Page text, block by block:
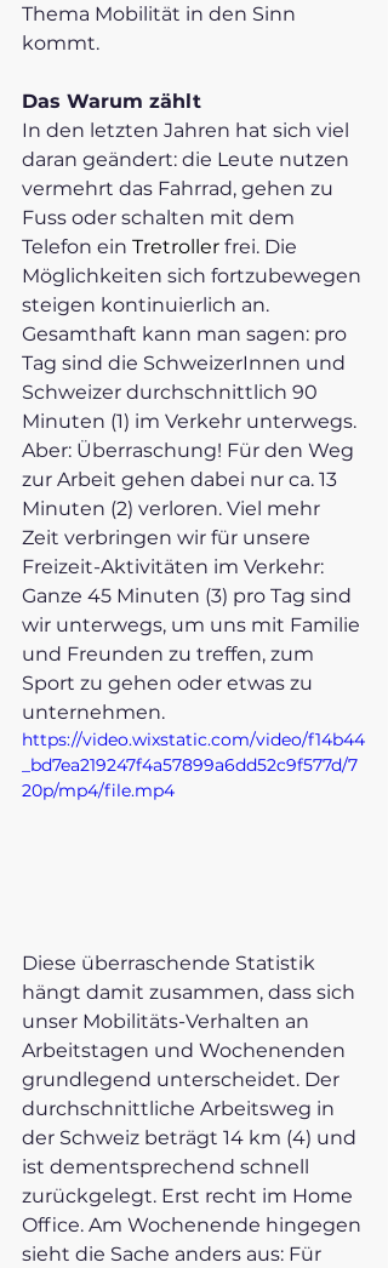
Thema Mobilität in den Sinn
kommt.
Das Warum zählt
In den letzten Jahren hat sich viel
daran geändert: die Leute nutzen
vermehrt das Fahrrad, gehen zu
Fuss oder schalten mit dem
Telefon ein Tretroller frei. Die
Möglichkeiten sich fortzubewegen
steigen kontinuierlich an.
Gesamthaft kann man sagen: pro
Tag sind die SchweizerInnen und
Schweizer durchschnittlich 90
Minuten (1) im Verkehr unterwegs.
Aber: Überraschung! Für den Weg
zur Arbeit gehen dabei nur ca. 13
Minuten (2) verloren. Viel mehr
Zeit verbringen wir für unsere
Freizeit-Aktivitäten im Verkehr:
Ganze 45 Minuten (3) pro Tag sind
wir unterwegs, um uns mit Familie
und Freunden zu treffen, zum
Sport zu gehen oder etwas zu
unternehmen.
https://video.wixstatic.com/video/f14b44
_bd7ea219247f4a57899a6dd52c9f577d/7
20p/mp4/file.mp4
Diese überraschende Statistik
hängt damit zusammen, dass sich
unser Mobilitäts-Verhalten an
Arbeitstagen und Wochenenden
grundlegend unterscheidet. Der
durchschnittliche Arbeitsweg in
der Schweiz beträgt 14 km (4) und
ist dementsprechend schnell
zurückgelegt. Erst recht im Home
Office. Am Wochenende hingegen
sieht die Sache anders aus: Für